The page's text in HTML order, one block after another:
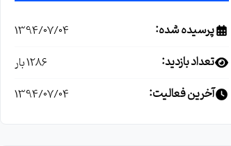
پرسیده شده: 1394/07/04
تعداد بازدید: 1286 بار
آخرین فعالیت: 1394/07/04